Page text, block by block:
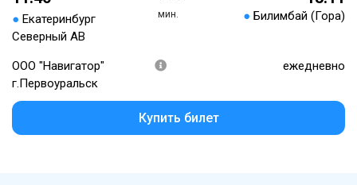
● Екатеринбург
Северный АВ
мин.
● Билимбай (Гора)
ООО "Навигатор"
г.Первоуральск
ежедневно
Купить билет